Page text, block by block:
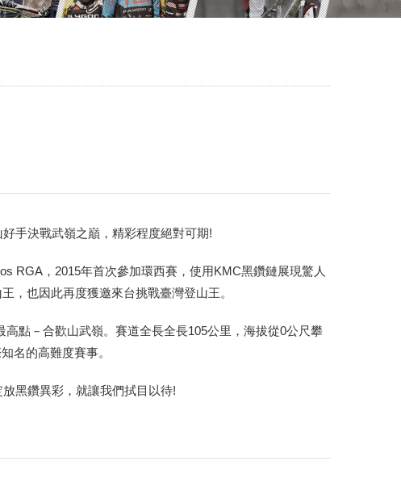
手決戰武嶺之巔，精彩程度絕對可期!
RGA，2015年首次參加環西賽，使用KMC黑鑽鏈展現驚人
，也因此再度獲邀來台挑戰臺灣登山王。
點－合歡山武嶺。賽道全長全長105公里，海拔從0公尺攀
名的高難度賽事。
黑鑽異彩，就讓我們拭目以待!